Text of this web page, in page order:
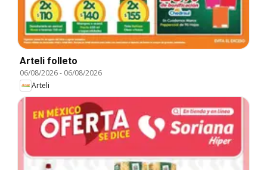
Arteli folleto
06/08/2026- 06/08/2026
Arteli